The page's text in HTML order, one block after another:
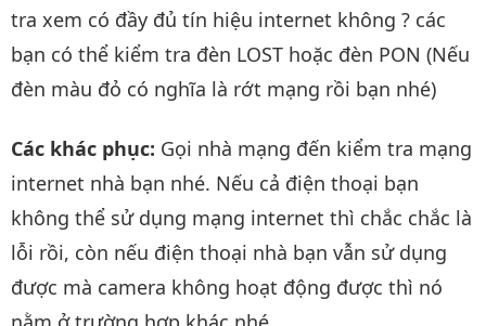
tra xem có đầy đủ tín hiệu internet không ? các
bạn có thể kiểm tra đèn LOST hoặc đèn PON (Nếu
đèn màu đỏ có nghĩa là rớt mạng rồi bạn nhé)
Các khác phục: Gọi nhà mạng đến kiểm tra mạng
internet nhà bạn nhé. Nếu cả điện thoại bạn
không thể sử dụng mạng internet thì chắc chắc là
lỗi rồi, còn nếu điện thoại nhà bạn vẫn sử dụng
được mà camera không hoạt động được thì nó